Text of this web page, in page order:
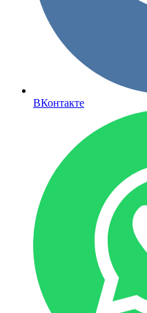
ВКонтакте